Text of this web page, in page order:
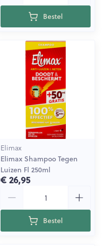
Bestel
Elimax
Elimax Shampoo Tegen
Luizen Fl 250ml
€ 26,95
Bestel